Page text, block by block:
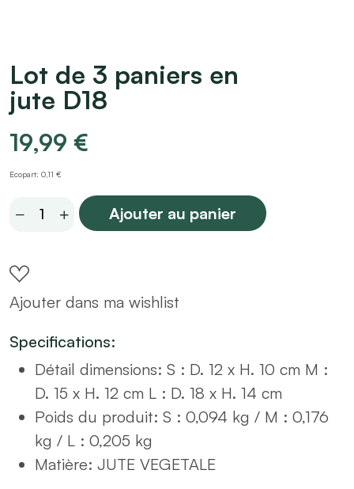
Lot de 3 paniers en
jute D18
19,99 €
Ecopart: 0,11 €
paniers
en
D18
quantity
Ajouter au panier
Ajouter dans ma wishlist
Specifications:
Détail dimensions: S : D. 12 x H. 10 cm M :
D. 15 x H. 12 cm L : D. 18 x H. 14 cm
Poids du produit: S : 0,094 kg / M : 0,176
kg / L : 0,205 kg
Matière: JUTE VEGETALE